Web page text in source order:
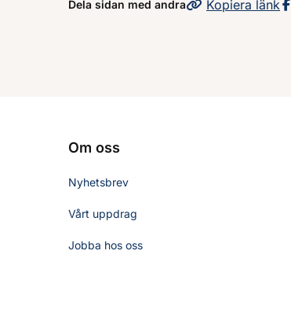
Dela sidan med andra Kopiera sidans
länk
Om oss
Nyhetsbrev
Vårt uppdrag
Jobba hos oss